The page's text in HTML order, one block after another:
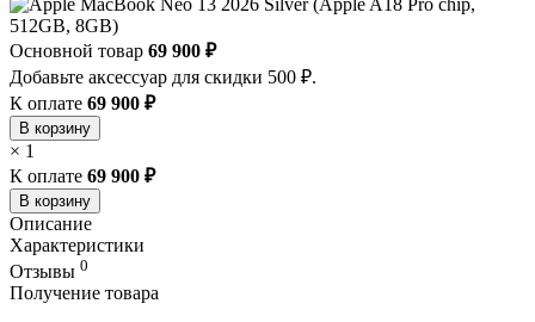
Основной товар 69 900 ₽
Добавьте аксессуар для скидки 500 ₽.
К оплате 69 900 ₽
В корзину
× 1
К оплате 69 900 ₽
В корзину
Описание
Характеристики
Отзывы 0
Получение товара